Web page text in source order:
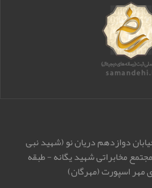
دوازدهم دریان نو (شهید نبی
مخابراتی شهید یگانه - طبقه
مهر اسپورت (مهرگان)